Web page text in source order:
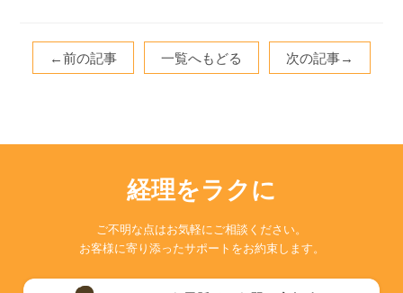
←前の記事 一覧へもどる 次の記事→
経理をラクに
ご不明な点はお気軽にご相談ください。
お客様に寄り添ったサポートをお約束します。